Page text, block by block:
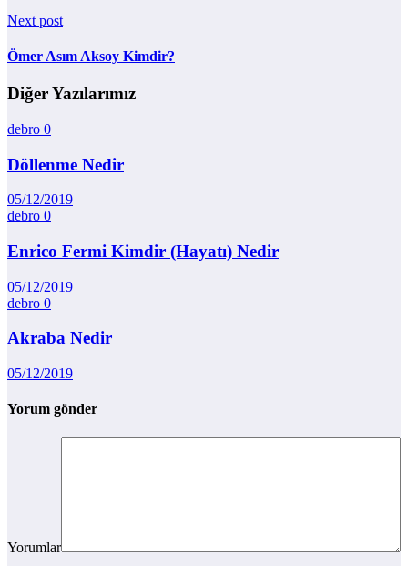
Next post
Ömer Asım Aksoy Kimdir?
Diğer Yazılarımız
debro 0
Döllenme Nedir
05/12/2019
debro 0
Enrico Fermi Kimdir (Hayatı) Nedir
05/12/2019
debro 0
Akraba Nedir
05/12/2019
Yorum gönder
Yorumlar